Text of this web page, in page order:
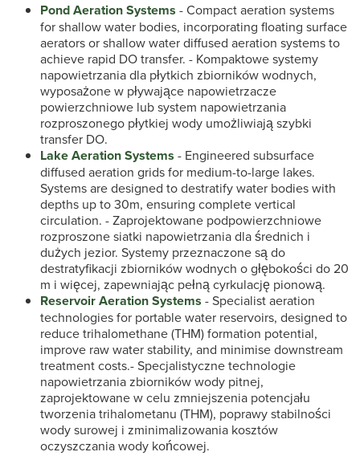
Pond Aeration Systems - Compact aeration systems
for shallow water bodies, incorporating floating surface
aerators or shallow water diffused aeration systems to
achieve rapid DO transfer. - Kompaktowe systemy
napowietrzania dla płytkich zbiorników wodnych,
wyposażone w pływające napowietrzacze
powierzchniowe lub system napowietrzania
rozproszonego płytkiej wody umożliwiają szybki
transfer DO.
Lake Aeration Systems - Engineered subsurface
diffused aeration grids for medium-to-large lakes.
Systems are designed to destratify water bodies with
depths up to 30m, ensuring complete vertical
circulation. - Zaprojektowane podpowierzchniowe
rozproszone siatki napowietrzania dla średnich i
dużych jezior. Systemy przeznaczone są do
destratyfikacji zbiorników wodnych o głębokości do 20
m i więcej, zapewniając pełną cyrkulację pionową.
Reservoir Aeration Systems - Specialist aeration
technologies for portable water reservoirs, designed to
reduce trihalomethane (THM) formation potential,
improve raw water stability, and minimise downstream
treatment costs.- Specjalistyczne technologie
napowietrzania zbiorników wody pitnej,
zaprojektowane w celu zmniejszenia potencjału
tworzenia trihalometanu (THM), poprawy stabilności
wody surowej i zminimalizowania kosztów
oczyszczania wody końcowej.